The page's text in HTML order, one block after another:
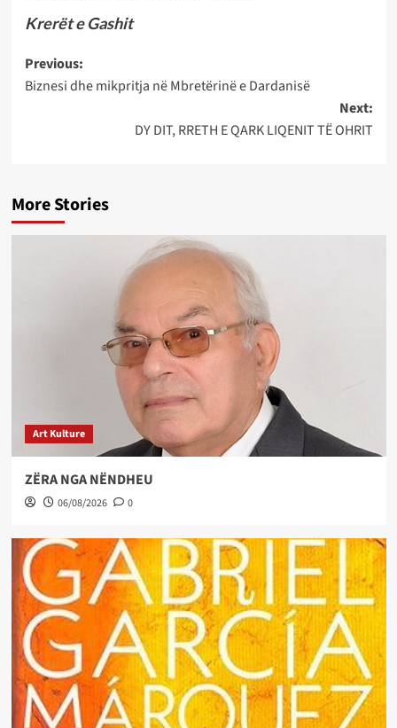
Krerët e Gashit
Post
navigation
Previous:
Biznesi dhe mikpritja në Mbretërinë e Dardanisë
Next:
DY DIT, RRETH E QARK LIQENIT TË OHRIT
More Stories
Art Kulture
ZËRA NGA NËNDHEU
06/08/2026 0